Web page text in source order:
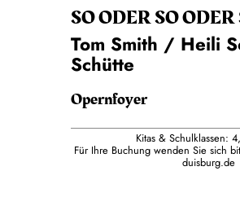
SO ODER SO ODER
Tom Smith / Heili
Schütte
Opernfoyer
Kitas & Schulklassen:
Für Ihre Buchung wenden Sie sich
duisburg.de